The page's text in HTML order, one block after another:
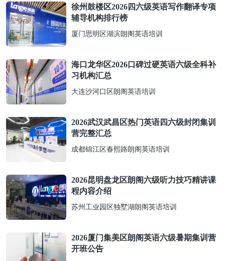
徐州鼓楼区2026四六级英语写作翻译专项
辅导机构排行榜
厦门思明区湖滨朗阁英语培训
海口龙华区2026口碑过硬英语六级全科补
习机构汇总
大连沙河口区朗阁英语培训
2026武汉武昌区热门英语四六级封闭集训
营完整汇总
成都锦江区春熙路朗阁英语培训
2026昆明盘龙区朗阁六级听力技巧精讲课
程内容介绍
苏州工业园区独墅湖朗阁英语培训
2026厦门集美区朗阁英语六级暑期集训营
开班公告